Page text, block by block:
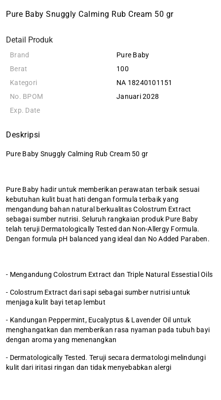
Pure Baby Snuggly Calming Rub Cream 50 gr
Detail Produk
Brand
Berat
Kategori
No. BPOM
Exp. Date
Pure Baby
100
NA 18240101151
Januari 2028
Deskripsi
Pure Baby Snuggly Calming Rub Cream 50 gr
Pure Baby hadir untuk memberikan perawatan terbaik sesuai
kebutuhan kulit buat hati dengan formula terbaik yang
mengandung bahan natural berkualitas Colostrum Extract
sebagai sumber nutrisi. Seluruh rangkaian produk Pure Baby
telah teruji Dermatologically Tested dan Non-Allergy Formula.
Dengan formula pH balanced yang ideal dan No Added Paraben.
- Mengandung Colostrum Extract dan Triple Natural Essestial Oils
- Colostrum Extract dari sapi sebagai sumber nutrisi untuk
menjaga kulit bayi tetap lembut
- Kandungan Peppermint, Eucalyptus & Lavender Oil untuk
menghangatkan dan memberikan rasa nyaman pada tubuh bayi
dengan aroma yang menenangkan
- Dermatologically Tested. Teruji secara dermatologi melindungi
kulit dari iritasi ringan dan tidak menyebabkan alergi